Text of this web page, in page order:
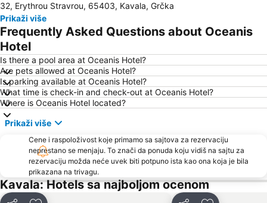
Mermerna plaža
Sarakina
Plaža Pefkari
Psili Ammos
Nea Peramos
Makryammos
Irakleitsa Αlana
Keramoti
Skala Marion
Traditional Settlement of Panagia
Plaža Paradise
Τimios Stavros
Toska
Ammoglossa - Keramoti
Port of Kavala
Kavala International Airport
Dassilio Prinou
Νοtos
Astrida
Plaža Glastres
Kazaviti
32, Erythrou Stravrou, 65403, Kavala, Grčka
Prikaži više
Frequently Asked Questions about Oceanis
Hotel
Is there a pool area at Oceanis Hotel?
Are pets allowed at Oceanis Hotel?
Is parking available at Oceanis Hotel?
What time is check-in and check-out at Oceanis Hotel?
Where is Oceanis Hotel located?
Prikaži više
Cene i raspoloživost koje primamo sa sajtova za rezervaciju
neprestano se menjaju. To znači da ponuda koju vidiš na sajtu za
rezervaciju možda neće uvek biti potpuno ista kao ona koja je bila
prikazana na trivagu.
Kavala: Hotels sa najboljom ocenom